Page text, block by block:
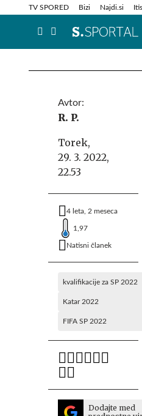
TV SPORED Bizi Najdi.si
Info in obvestila
Avtor:
R. P.
Torek,
29. 3. 2022,
22.53
4 leta, 2 meseca
1,97
Natisni članek
kvalifikacije za SP 2022
Katar 2022
FIFA SP 2022
Dodajte med